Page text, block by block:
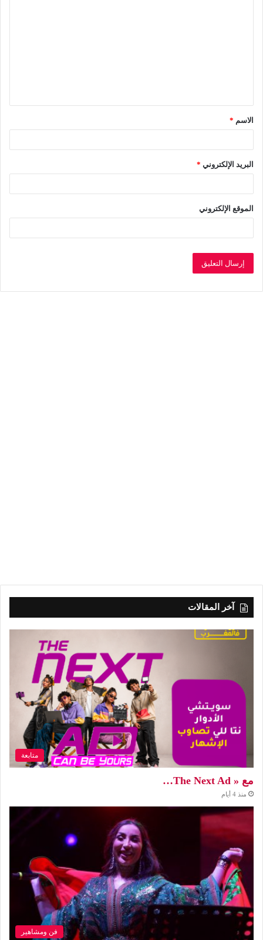
ق
*الاسم *
البريد الإلكتروني *
الموقع الإلكتروني
آخر المقالات
متابعة
مع « The Next Ad…
منذ 4 أيام
فن ومشاهير